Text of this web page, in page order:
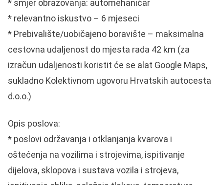
* smjer obrazovanja: automehaničar
* relevantno iskustvo – 6 mjeseci
* Prebivalište/uobičajeno boravište – maksimalna
cestovna udaljenost do mjesta rada 42 km (za
izračun udaljenosti koristit će se alat Google Maps,
sukladno Kolektivnom ugovoru Hrvatskih autocesta
d.o.o.)
Opis poslova:
* poslovi održavanja i otklanjanja kvarova i
oštećenja na vozilima i strojevima, ispitivanje
dijelova, sklopova i sustava vozila i strojeva,